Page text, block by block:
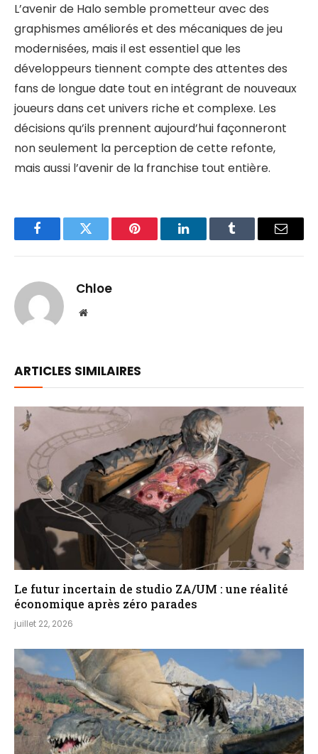
L’avenir de Halo semble prometteur avec des
graphismes améliorés et des mécaniques de jeu
modernisées, mais il est essentiel que les
développeurs tiennent compte des attentes des
fans de longue date tout en intégrant de nouveaux
joueurs dans cet univers riche et complexe. Les
décisions qu’ils prennent aujourd’hui façonneront
non seulement la perception de cette refonte,
mais aussi l’avenir de la franchise tout entière.
FacebookTwitter Pinterest LinkedInTumblr Email
Chloe
Website
ARTICLES SIMILAIRES
Le futur incertain de studio ZA/UM : une réalité
économique après zéro parades
juillet 22, 2026